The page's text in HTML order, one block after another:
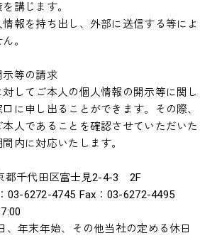
講じます。
情報を持ち出し、外部に送信する等によ
。
示等の請求
してご本人の個人情報の開示等に関し
に申し出ることができます。その際、
人であることを確認させていただいた
内に対応いたします。
都千代田区富士見2-4-3 2F
03-6272-4745 Fax：03-6272-4495
、年末年始、その他当社の定める休日